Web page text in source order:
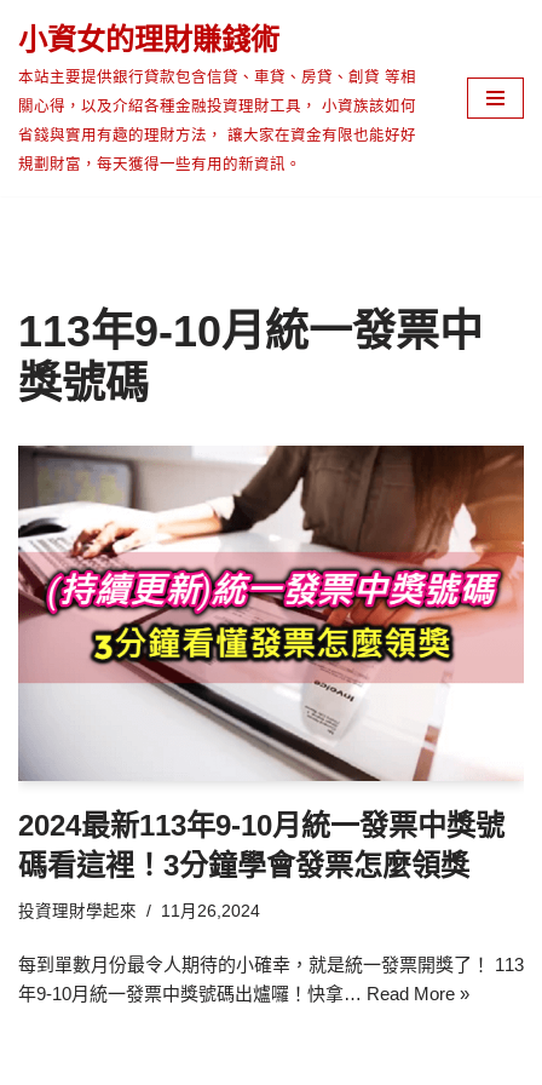
Skip
to
content
小資女的理財賺錢術
本站主要提供銀行貸款包含信貸、車貸、房貸、創貸 等相
關心得，以及介紹各種金融投資理財工具， 小資族該如何
省錢與實用有趣的理財方法， 讓大家在資金有限也能好好
規劃財富，每天獲得一些有用的新資訊。
113年9-10月統一發票中
獎號碼
2024最新113年9-10月統一發票中獎號
碼看這裡！3分鐘學會發票怎麼領獎
投資理財學起來 11月26,2024
每到單數月份最令人期待的小確幸，就是統一發票開獎了！ 113
年9-10月統一發票中獎號碼出爐囉！快拿… Read More »